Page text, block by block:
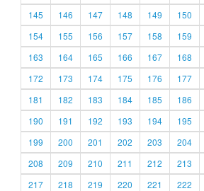
145
146 147 148 149 150
154
155 156 157 158 159
163
164 165 166 167 168
172
173 174 175 176 177
181
182 183 184 185 186
190
191 192 193 194 195
199
200 201 202 203 204
208
209 210 211 212 213
217
218 219 220 221 222